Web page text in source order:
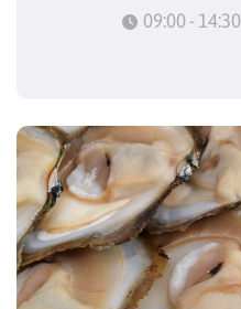
09:00 - 14:30